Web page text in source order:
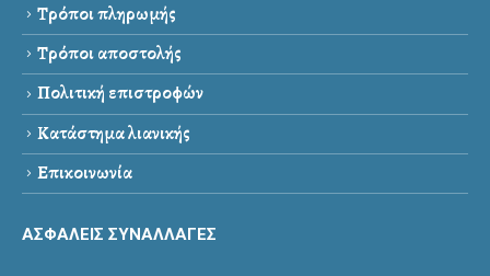
Τρόποι πληρωμής
Τρόποι αποστολής
Πολιτική επιστροφών
Κατάστημα λιανικής
Επικοινωνία
ΑΣΦΑΛΕΙΣ ΣΥΝΑΛΛΑΓΕΣ